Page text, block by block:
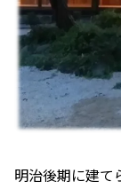
明治後期に建て